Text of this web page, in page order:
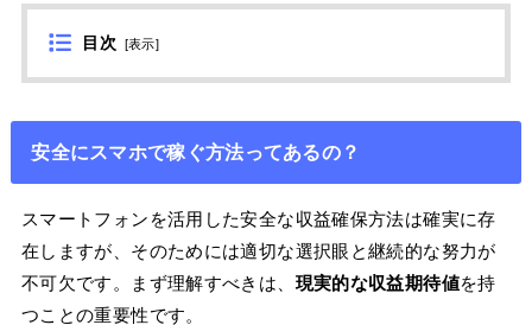
目次 [表示]
安全にスマホで稼ぐ方法ってあるの？
スマートフォンを活用した安全な収益確保方法は確実に存
在しますが、そのためには適切な選択眼と継続的な努力が
不可欠です。まず理解すべきは、 現実的な収益期待値を持
つことの重要性です。